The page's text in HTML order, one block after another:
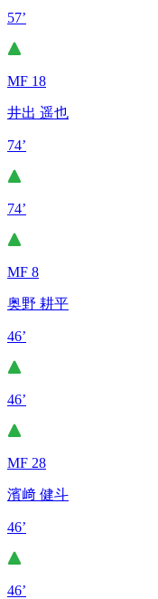
57’
MF 18
井出 遥也
74’
74’
MF 8
奥野 耕平
46’
46’
MF 28
濱﨑 健斗
46’
46’